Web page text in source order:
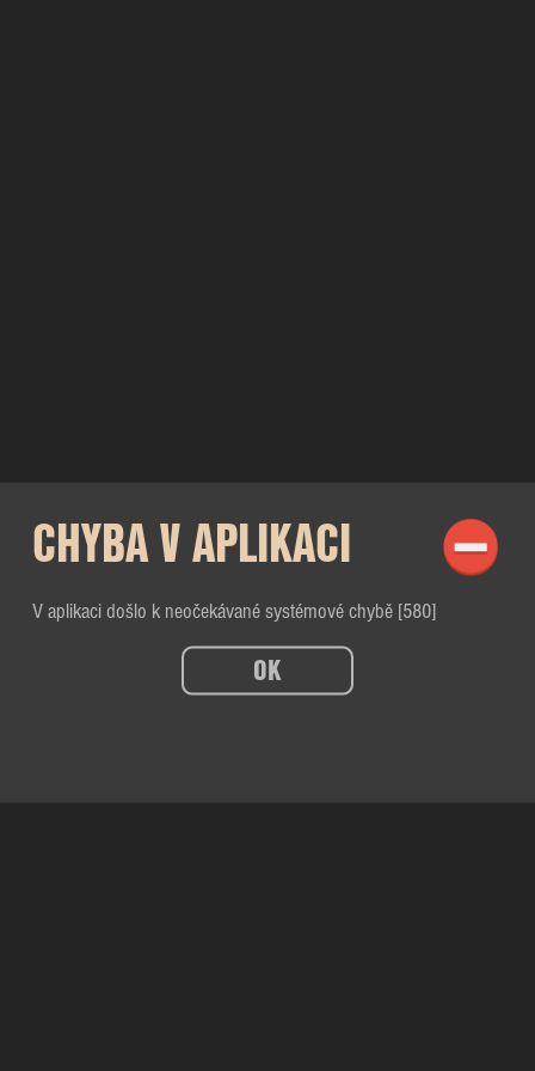
CHYBA V APLIKACI
V aplikaci došlo k neočekávané systémové chybě [580]
OK